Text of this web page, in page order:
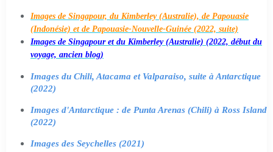
Images de Singapour, du Kimberley (Australie), de Papouasie
(Indonésie) et de Papouasie-Nouvelle-Guinée (2022, suite)
Images de Singapour et du Kimberley (Australie) (2022, début du
voyage, ancien blog)
Images du Chili, Atacama et Valparaiso, suite à Antarctique
(2022)
Images d'Antarctique : de Punta Arenas (Chili) à Ross Island
(2022)
Images des Seychelles (2021)